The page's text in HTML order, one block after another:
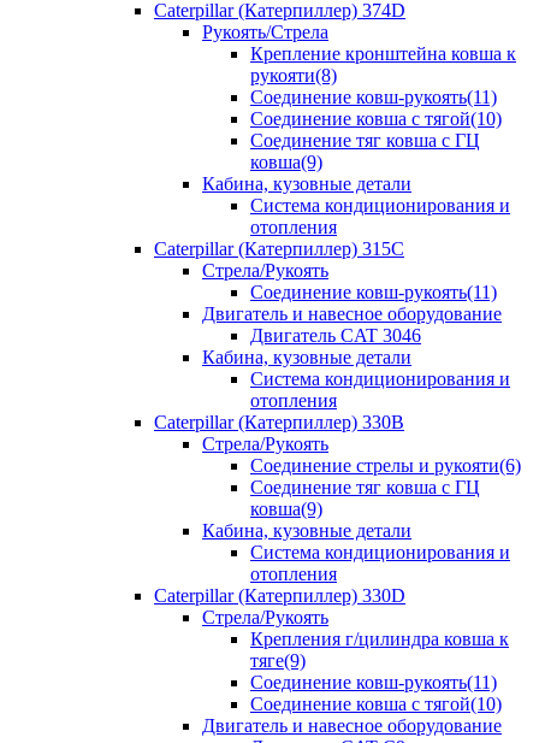
Caterpillar (Катерпиллер) 374D
Рукоять/Стрела
Крепление кронштейна ковша к
рукояти(8)
Соединение ковш-рукоять(11)
Соединение ковша с тягой(10)
Соединение тяг ковша с ГЦ
ковша(9)
Кабина, кузовные детали
Система кондиционирования и
отопления
Caterpillar (Катерпиллер) 315C
Стрела/Рукоять
Соединение ковш-рукоять(11)
Двигатель и навесное оборудование
Двигатель CAT 3046
Кабина, кузовные детали
Система кондиционирования и
отопления
Caterpillar (Катерпиллер) 330B
Стрела/Рукоять
Соединение стрелы и рукояти(6)
Соединение тяг ковша с ГЦ
ковша(9)
Кабина, кузовные детали
Система кондиционирования и
отопления
Caterpillar (Катерпиллер) 330D
Стрела/Рукоять
Крепления г/цилиндра ковша к
тяге(9)
Соединение ковш-рукоять(11)
Соединение ковша с тягой(10)
Двигатель и навесное оборудование